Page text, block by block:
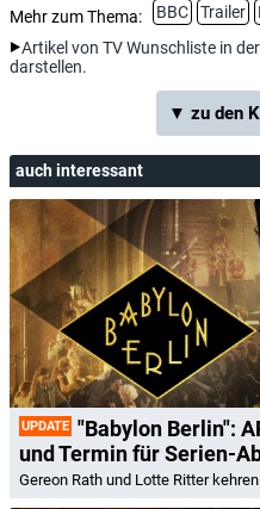
Mehr zum Thema: BBC Trailer
Artikel von TV Wunschliste in
darstellen.
▼ zu den
auch interessant
UPDATE "Babylon Berlin":
und Termin für Serien-
Gereon Rath und Lotte Ritter